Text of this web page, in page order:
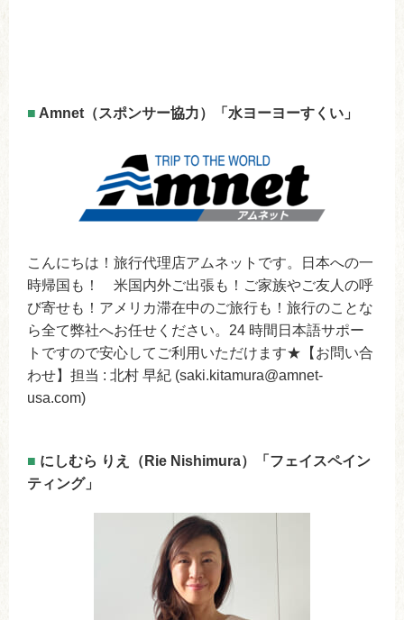
■ Amnet（スポンサー協力）「水ヨーヨーすくい」
こんにちは！旅行代理店アムネットです。日本への一
時帰国も！ 米国内外ご出張も！ご家族やご友人の呼
び寄せも！アメリカ滞在中のご旅行も！旅行のことな
ら全て弊社へお任せください。24 時間日本語サポー
トですので安心してご利用いただけます★【お問い合
わせ】担当 : 北村 早紀 (saki.kitamura@amnet-
usa.com)
■ にしむら りえ（Rie Nishimura）「フェイスペイン
ティング」